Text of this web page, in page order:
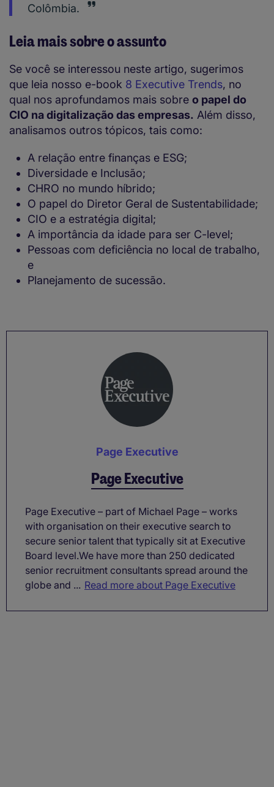
Colômbia.
Leia mais sobre o assunto
Se você se interessou neste artigo, sugerimos
que leia nosso e-book 8 Executive Trends, no
qual nos aprofundamos mais sobre o papel do
CIO na digitalização das empresas. Além disso,
analisamos outros tópicos, tais como:
A relação entre finanças e ESG;
Diversidade e Inclusão;
CHRO no mundo híbrido;
O papel do Diretor Geral de Sustentabilidade;
CIO e a estratégia digital;
A importância da idade para ser C-level;
Pessoas com deficiência no local de trabalho,
e
Planejamento de sucessão.
Page Executive
Page Executive
Page Executive – part of Michael Page – works
with organisation on their executive search to
secure senior talent that typically sit at Executive
Board level.We have more than 250 dedicated
senior recruitment consultants spread around the
globe and ... Read more about Page Executive